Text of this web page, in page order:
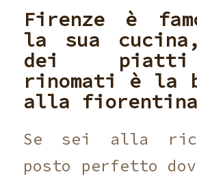
Firenze è
la sua
dei
rinomati è la
alla
Se sei alla
posto perfetto